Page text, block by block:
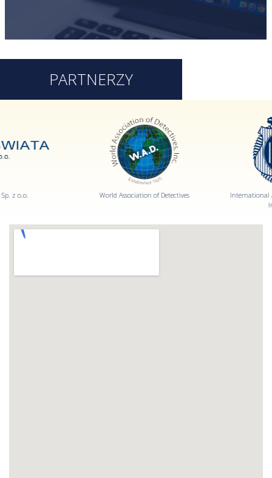
PARTNERZY
International Association of Auto Theft
International Police